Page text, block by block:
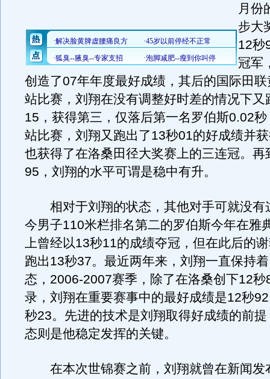
月份
步大
12秒
冠军
创造了07年年度最好成绩，其后的国际田
站比赛，刘翔在没有调整好时差的情况下又
15，获得第三，仅落后第一名罗伯斯0.02
站比赛，刘翔又跑出了13秒01的好成绩并
也获得了在洛桑田径大奖赛上的三连冠。再
95，刘翔的水平可谓是稳中有升。
相对于刘翔的状态，其他对手可就没有
今男子110米栏排名第二的罗伯斯今年在雅
上曾经以13秒11的成绩夺冠，但在此后的
跑出13秒37。最近两年来，刘翔一直保持
态，2006-2007赛季，除了在洛桑创下12秒
录，刘翔在重要赛事中的最好成绩是12秒
秒23。先进的技术是刘翔取得好成绩的前
态则是他稳定发挥的关键。
在本次世锦赛之前，刘翔就曾在新闻发